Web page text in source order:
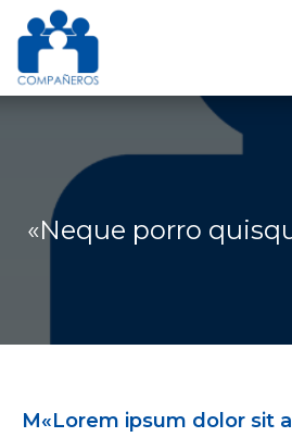
«Neque porro
M«Lorem ipsum dolor sit